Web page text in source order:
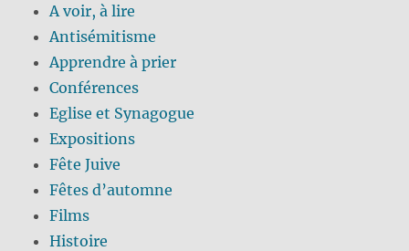
A voir, à lire
Antisémitisme
Apprendre à prier
Conférences
Eglise et Synagogue
Expositions
Fête Juive
Fêtes d’automne
Films
Histoire